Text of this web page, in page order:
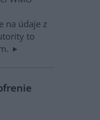
na údaje z
to